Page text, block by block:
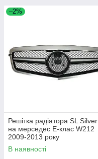
–2%
Решітка радіатора SL Silver
на мерседес E-клас W212
2009-2013 року
В наявності